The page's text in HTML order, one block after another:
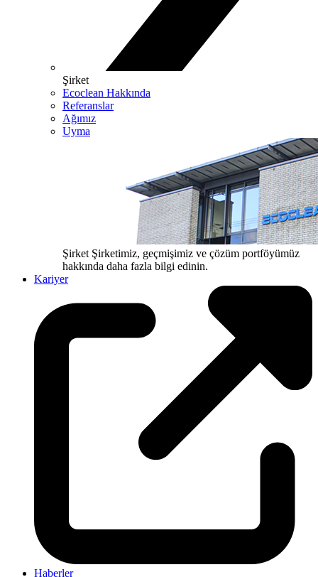
Şirket
Ecoclean Hakkında
Referanslar
Ağımız
Uyma
Şirket Şirketimiz, geçmişimiz ve çözüm portföyümüz
hakkında daha fazla bilgi edinin.
Kariyer
Haberler